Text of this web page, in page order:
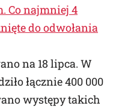
Co najmniej 4
do odwołania
na 18 lipca. W
łącznie 400 000
występy takich